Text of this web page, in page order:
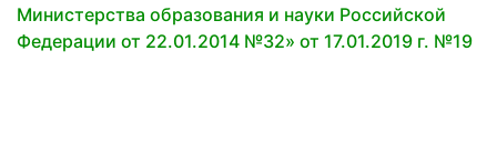
Министерства образования и науки Российской
Федерации от 22.01.2014 №32» от 17.01.2019 г. №19